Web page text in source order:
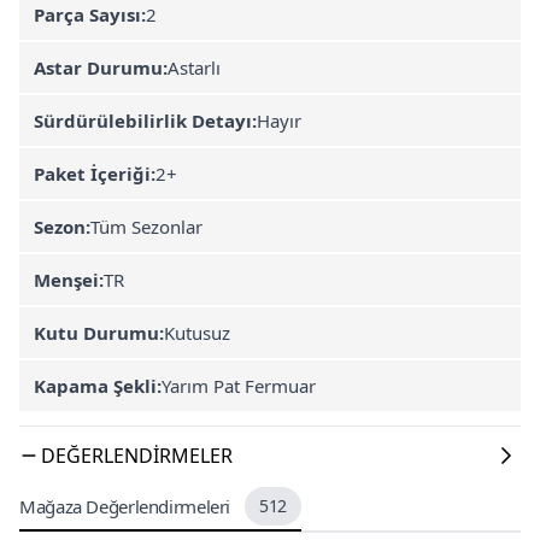
Parça Sayısı:2
Astar Durumu:Astarlı
Sürdürülebilirlik Detayı:Hayır
Paket İçeriği:2+
Sezon:Tüm Sezonlar
Menşei:TR
Kutu Durumu:Kutusuz
Kapama Şekli:Yarım Pat Fermuar
DEĞERLENDIRMELER
Mağaza Değerlendirmeleri 512